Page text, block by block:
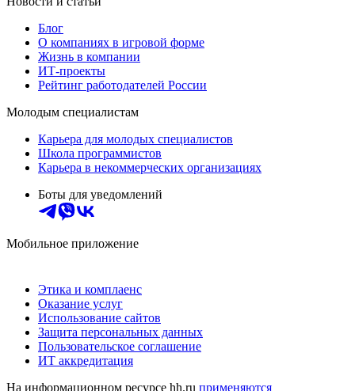
Блог
О компаниях в игровой форме
Жизнь в компании
ИТ-проекты
Рейтинг работодателей России
Молодым специалистам
Карьера для молодых специалистов
Школа программистов
Карьера в некоммерческих организациях
Боты для уведомлений
Мобильное приложение
Этика и комплаенс
Оказание услуг
Использование сайтов
Защита персональных данных
Пользовательское соглашение
ИТ аккредитация
На информационном ресурсе hh.ru применяются